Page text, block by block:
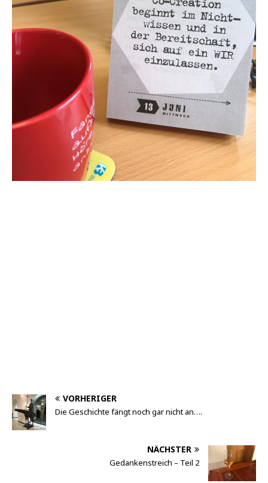
VORHERIGER
Die Geschichte fängt noch gar nicht an….
NÄCHSTER
Gedankenstreich – Teil 2